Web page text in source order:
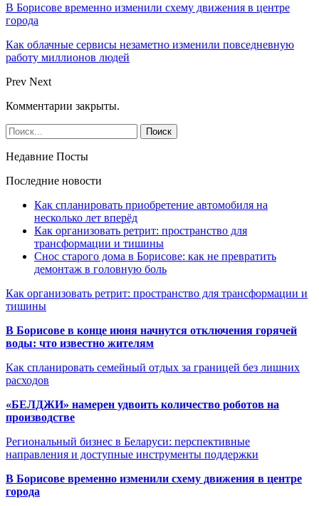
В Борисове временно изменили схему движения в центре
города
Как облачные сервисы незаметно изменили повседневную
работу миллионов людей
Prev Next
Комментарии закрыты.
Недавние Посты
Последние новости
Как спланировать приобретение автомобиля на
несколько лет вперёд
Как организовать ретрит: пространство для
трансформации и тишины
Снос старого дома в Борисове: как не превратить
демонтаж в головную боль
Как организовать ретрит: пространство для трансформации и
тишины
В Борисове в конце июня начнутся отключения горячей
воды: что известно жителям
Как спланировать семейный отдых за границей без лишних
расходов
«БЕЛДЖИ» намерен удвоить количество роботов на
производстве
Региональный бизнес в Беларуси: перспективные
направления и доступные инструменты поддержки
В Борисове временно изменили схему движения в центре
города